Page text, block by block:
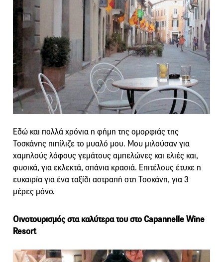
Εδώ και πολλά χρόνια η φήμη της ομορφιάς της
Τοσκάνης πιπίλιζε το μυαλό μου. Μου μιλούσαν για
χαμηλούς λόφους γεμάτους αμπελώνες και ελιές και,
φυσικά, για εκλεκτά, σπάνια κρασιά. Επιτέλους έτυχε η
ευκαιρία για ένα ταξίδι αστραπή στη Τοσκάνη, για 3
μέρες μόνο.
Οινοτουρισμός στα καλύτερα του στο Capannelle Wine
Resort